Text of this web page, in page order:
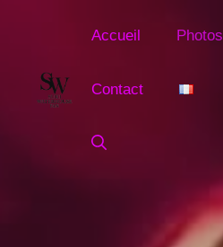
Accueil Photos
Contact